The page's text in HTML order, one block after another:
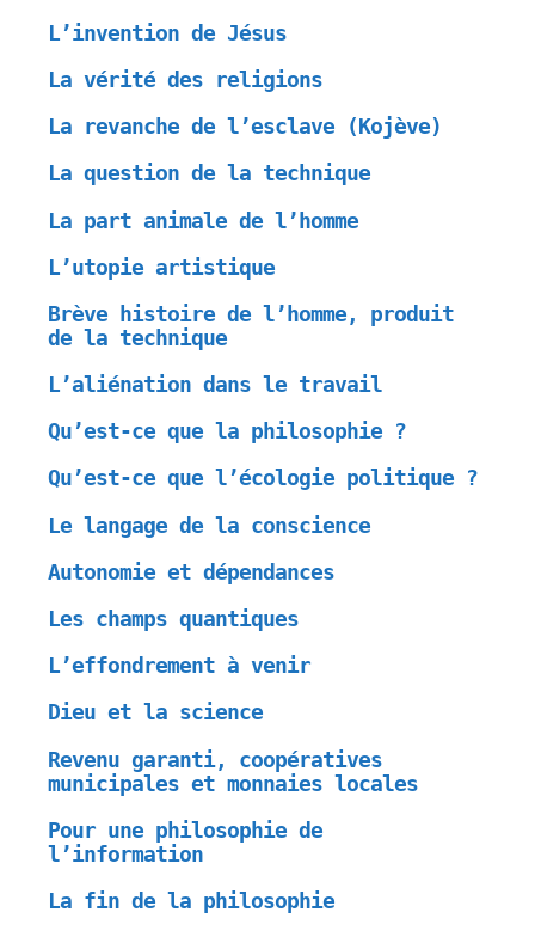
L’invention de Jésus
La vérité des religions
La revanche de l’esclave (Kojève)
La question de la technique
La part animale de l’homme
L’utopie artistique
Brève histoire de l’homme, produit
de la technique
L’aliénation dans le travail
Qu’est-ce que la philosophie ?
Qu’est-ce que l’écologie politique ?
Le langage de la conscience
Autonomie et dépendances
Les champs quantiques
L’effondrement à venir
Dieu et la science
Revenu garanti, coopératives
municipales et monnaies locales
Pour une philosophie de
l’information
La fin de la philosophie